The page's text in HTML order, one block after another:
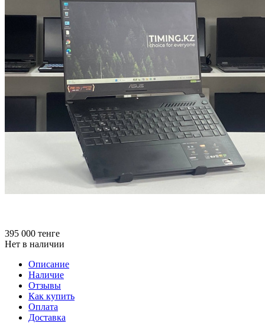
395 000 тенге
Нет в наличии
Описание
Наличие
Отзывы
Как купить
Оплата
Доставка